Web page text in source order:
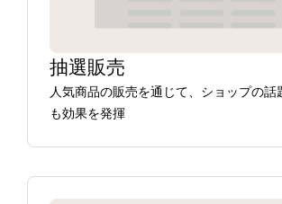
抽選販売
人気商品の販売を通じて、ショップの話
も効果を発揮